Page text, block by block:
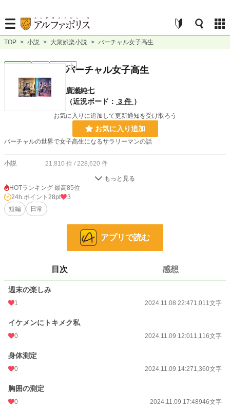
TOP > 小説 > 大衆娯楽小説 > バーチャル女子高生
ｼｮｰﾄｼｮｰﾄバーチャル女子高生
廣瀬純七
（近況ボード： 3 件 ）
お気に入りに追加して更新通知を受け取ろう
お気に入り追加
バーチャルの世界で女子高生になるサラリーマンの話
小説 21,810 位 / 228,620 件
お気に入り 6
24h.ポイント
2024.11.08 22:47
初回完結日時 2024.11.16 14:29
週間ポイント
月間ポイント 592 pt (32,035 位)
HOTランキング 最高85位
24h.ポイント 28pt
3
短編
日常
アプリで読む
目次 感想
週末の楽しみ
1 2024.11.08 22:471,011文字
イケメンにトキメク私
0 2024.11.09 12:011,116文字
身体測定
0 2024.11.09 14:271,360文字
胸囲の測定
0 2024.11.09 17:48946文字